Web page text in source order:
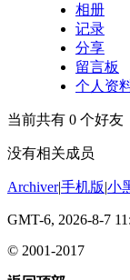
相册
记录
分享
留言板
个人资
当前共有 0 个好友
没有相关成员
Archiver|手机版|小
GMT-6, 2026-8-7
© 2001-2017